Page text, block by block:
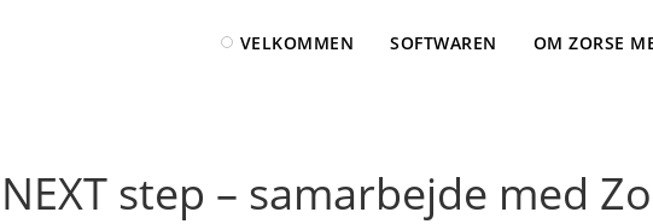
VELKOMMEN SOFTWAREN OM ZORSE
NEXT step – samarbejde med